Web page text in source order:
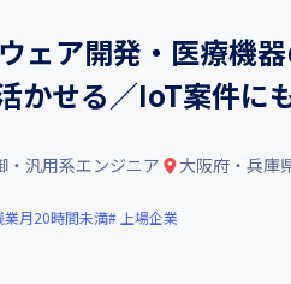
ェア開発・医療機
かせる／IoT案件に
・汎用系エンジニア 大阪府・兵庫
業月20時間未満 上場企業